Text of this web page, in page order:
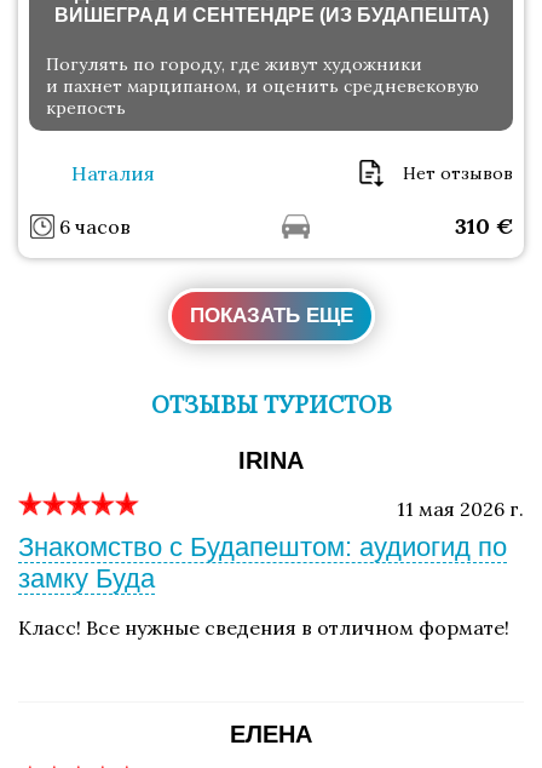
ВИШЕГРАД И СЕНТЕНДРЕ (ИЗ БУДАПЕШТА)
Погулять по городу, где живут художники
и пахнет марципаном, и оценить средневековую
крепость
Наталия Нет отзывов
6 часов 310 €
ПОКАЗАТЬ ЕЩЕ
ОТЗЫВЫ ТУРИСТОВ
IRINA
11 мая 2026 г.
Знакомство с Будапештом: аудиогид по
замку Буда
Класс! Все нужные сведения в отличном формате!
ЕЛЕНА